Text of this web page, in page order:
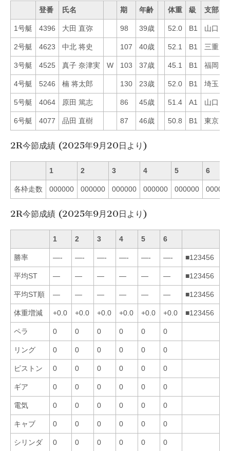
登番 氏名 期 年齢 体重 級 支部
1号艇 4396 大田 直弥 98 39歳 52.0 B1 山口
2号艇 4623 中北 将史 107 40歳 52.1 B1 三重
3号艇 4525 真子 奈津実 W 103 37歳 45.1 B1 福岡
4号艇 5246 楠 将太郎 130 23歳 52.0 B1 埼玉
5号艇 4064 原田 篤志 86 45歳 51.4 A1 山口
6号艇 4077 品田 直樹 87 46歳 50.8 B1 東京
2R今節成績 (2025年9月20日より)
1 2 3 4 5 6
各枠走数 000000 000000 000000 000000 000000 000000
2R今節成績 (2025年9月20日より)
1 2 3 4 5 6
勝率 —- —- —- —- —- —- ■123456
平均ST — — — — — — ■123456
平均ST順 — — — — — — ■123456
体重増減 +0.0 +0.0 +0.0 +0.0 +0.0 +0.0 ■123456
ペラ 0 0 0 0 0 0
リング 0 0 0 0 0 0
ピストン 0 0 0 0 0 0
ギア 0 0 0 0 0 0
電気 0 0 0 0 0 0
キャブ 0 0 0 0 0 0
シリンダ 0 0 0 0 0 0